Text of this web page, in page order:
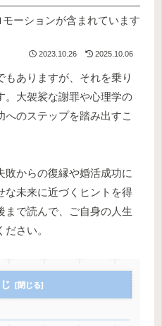
ーションが含まれています
2023.10.26 2025.10.06
ありますが、それを乗り
。大袈裟な謝罪や心理学の
のステップを踏み出すこ
敗からの復縁や婚活成功に
な未来に近づくヒントを得
まで読んで、ご自身の人生
さい。